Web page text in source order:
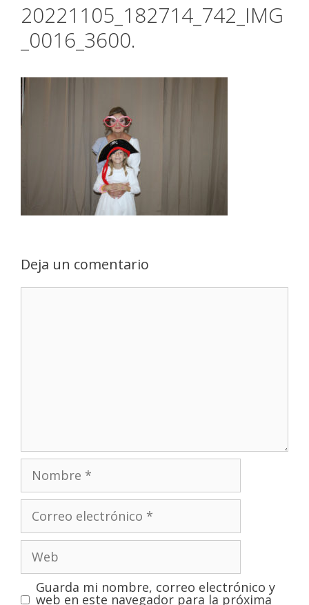
20221105_182714_742_IMG
_0016_3600.
Deja un comentario
Guarda mi nombre, correo electrónico y
web en este navegador para la próxima